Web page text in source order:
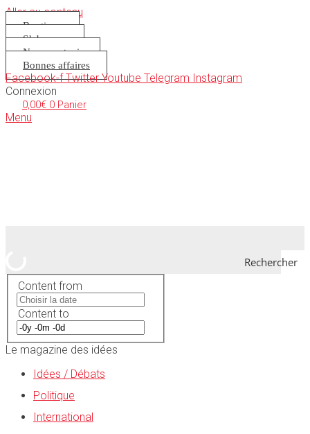
Aller au contenu
Boutique
S’abonner
Nous soutenir
Bonnes affaires
Facebook-f Twitter Youtube Telegram Instagram
Connexion
0,00€ 0 Panier
Menu
Rechercher
Content from
Content to
Le magazine des idées
Idées / Débats
Politique
International